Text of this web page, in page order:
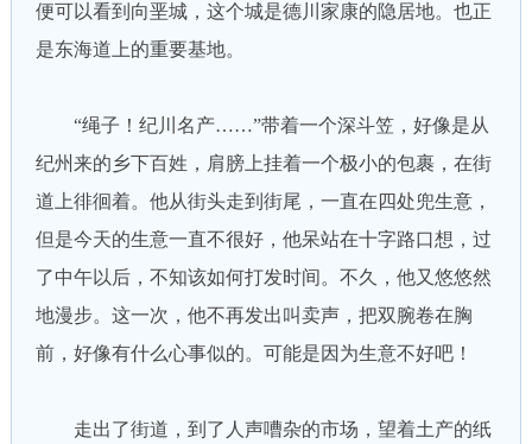
便可以看到向垩城，这个城是德川家康的隐居地。也正
是东海道上的重要基地。
“绳子！纪川名产……”带着一个深斗笠，好像是从
纪州来的乡下百姓，肩膀上挂着一个极小的包裹，在街
道上徘徊着。他从街头走到街尾，一直在四处兜生意，
但是今天的生意一直不很好，他呆站在十字路口想，过
了中午以后，不知该如何打发时间。不久，他又悠悠然
地漫步。这一次，他不再发出叫卖声，把双腕卷在胸
前，好像有什么心事似的。可能是因为生意不好吧！
走出了街道，到了人声嘈杂的市场，望着土产的纸